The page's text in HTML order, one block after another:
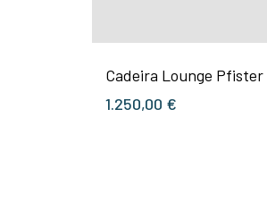
Cadeira Lounge
1.250,00 €